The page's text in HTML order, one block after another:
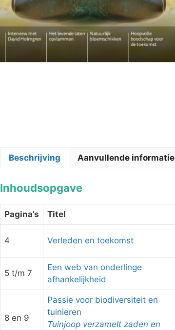
Beschrijving Aanvullende informatie
Inhoudsopgave
Pagina’s Titel
4 Verleden en toekomst
5 t/m 7
Een web van onderlinge
afhankelijkheid
8 en 9
Passie voor biodiversiteit en
tuinieren
Tuinjoop verzamelt zaden en